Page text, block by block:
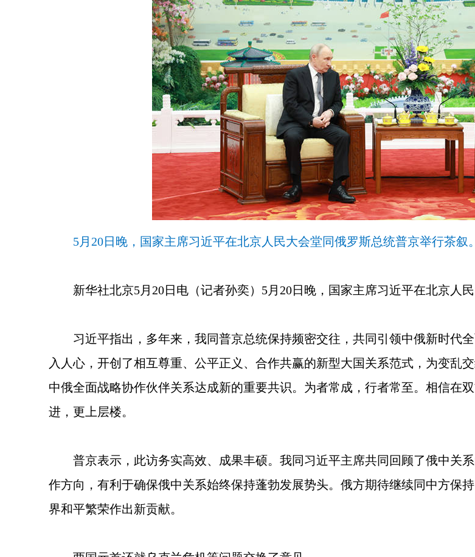
5月20日晚，国家主席习近平在北京人民大会堂同俄罗斯总统普京举行茶叙
新华社北京5月20日电（记者孙奕）5月20日晚，国家主席习近平在北京人
习近平指出，多年来，我同普京总统保持频密交往，共同引领中俄新时代
入人心，开创了相互尊重、公平正义、合作共赢的新型大国关系范式，为变乱
中俄全面战略协作伙伴关系达成新的重要共识。为者常成，行者常至。相信在
进，更上层楼。
普京表示，此访务实高效、成果丰硕。我同习近平主席共同回顾了俄中关
作方向，有利于确保俄中关系始终保持蓬勃发展势头。俄方期待继续同中方保
界和平繁荣作出新贡献。